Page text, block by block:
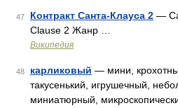
47 Контракт Санта-Клауса 2 —
Clause 2 Жанр …
Википедия
48 карликовый — мини,
такусенький, игрушечный,
миниатюрный,